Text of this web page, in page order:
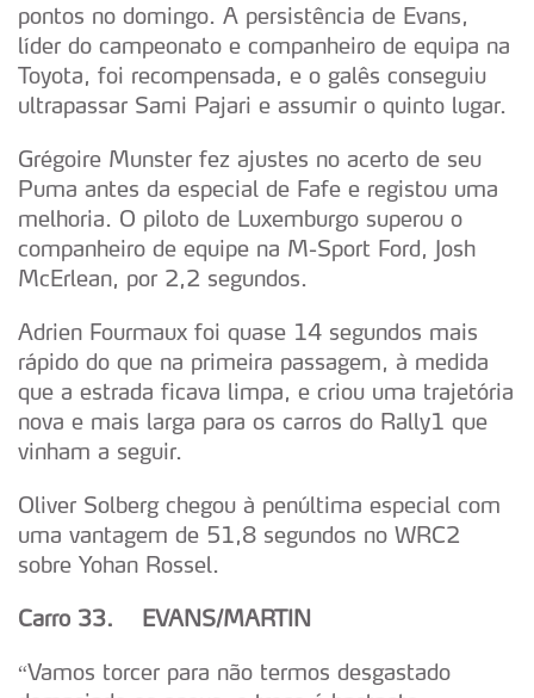
pontos no domingo. A persistência de Evans,
líder do campeonato e companheiro de equipa na
Toyota, foi recompensada, e o galês conseguiu
ultrapassar Sami Pajari e assumir o quinto lugar.
Grégoire Munster fez ajustes no acerto de seu
Puma antes da especial de Fafe e registou uma
melhoria. O piloto de Luxemburgo superou o
companheiro de equipe na M-Sport Ford, Josh
McErlean, por 2,2 segundos.
Adrien Fourmaux foi quase 14 segundos mais
rápido do que na primeira passagem, à medida
que a estrada ficava limpa, e criou uma trajetória
nova e mais larga para os carros do Rally1 que
vinham a seguir.
Oliver Solberg chegou à penúltima especial com
uma vantagem de 51,8 segundos no WRC2
sobre Yohan Rossel.
Carro 33. EVANS/MARTIN
“Vamos torcer para não termos desgastado